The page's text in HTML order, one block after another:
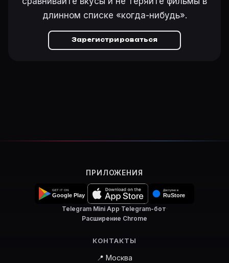
длинном списке «когда-нибудь».
Зарегистрироваться
ПРИЛОЖЕНИЯ
Telegram Mini App·Telegram-бот·
Расширение Chrome
КОНТАКТЫ
📍 Москва